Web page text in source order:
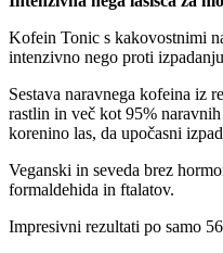
Kofein Tonic s kakovostnimi
intenzivno nego proti
Sestava naravnega kofeina iz
rastlin in več kot 95%
korenino las, da upočasni
Veganski in seveda brez
formaldehida in ftalatov.
Impresivni rezultati po samo